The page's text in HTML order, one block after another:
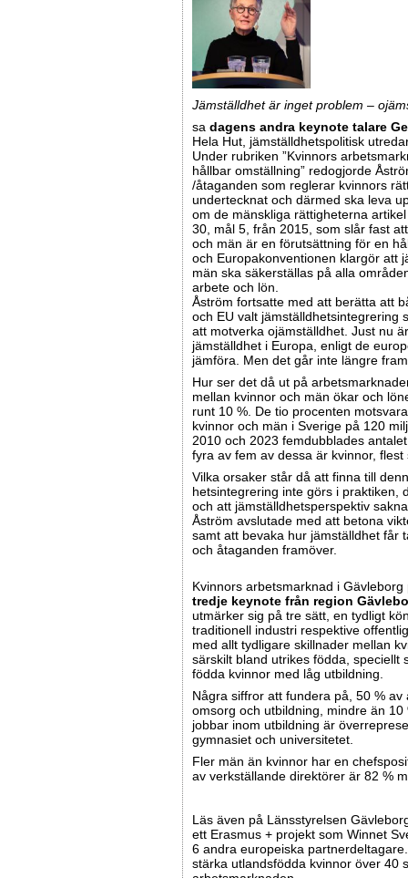
Jämställdhet är inget problem –
sa dagens andra keynote talare
Hela Hut, jämställdhetspolitisk
Under rubriken ”Kvinnors
hållbar omställning” redogjorde
/åtaganden som reglerar kvinnors
undertecknat och därmed ska leva
om de mänskliga rättigheterna
30, mål 5, från 2015, som slår fast
och män är en förutsättning för en
och Europakonventionen klargör att
män ska säkerställas på alla
arbete och lön.
Åström fortsatte med att berätta att
och EU valt jämställdhetsintegrering
att motverka ojämställdhet. Just nu
jämställdhet i Europa, enligt de
jämföra. Men det går inte längre
Hur ser det då ut på
mellan kvinnor och män ökar och
runt 10 %. De tio procenten
kvinnor och män i Sverige på 120
2010 och 2023 femdubblades
fyra av fem av dessa är kvinnor,
Vilka orsaker står då att finna till
hetsintegrering inte görs i praktiken,
och att jämställdhetsperspektiv
Åström avslutade med att betona
samt att bevaka hur jämställdhet får
och åtaganden framöver.
Kvinnors arbetsmarknad i
tredje keynote från region
utmärker sig på tre sätt, en tydligt
traditionell industri respektive
med allt tydligare skillnader mellan
särskilt bland utrikes födda, speciellt
födda kvinnor med låg utbildning.
Några siffror att fundera på, 50 %
omsorg och utbildning, mindre än
jobbar inom utbildning är
gymnasiet och universitetet.
Fler män än kvinnor har en
av verkställande direktörer är 82 %
Läs även på Länsstyrelsen
ett Erasmus + projekt som Winnet
6 andra europeiska
stärka utlandsfödda kvinnor över 40